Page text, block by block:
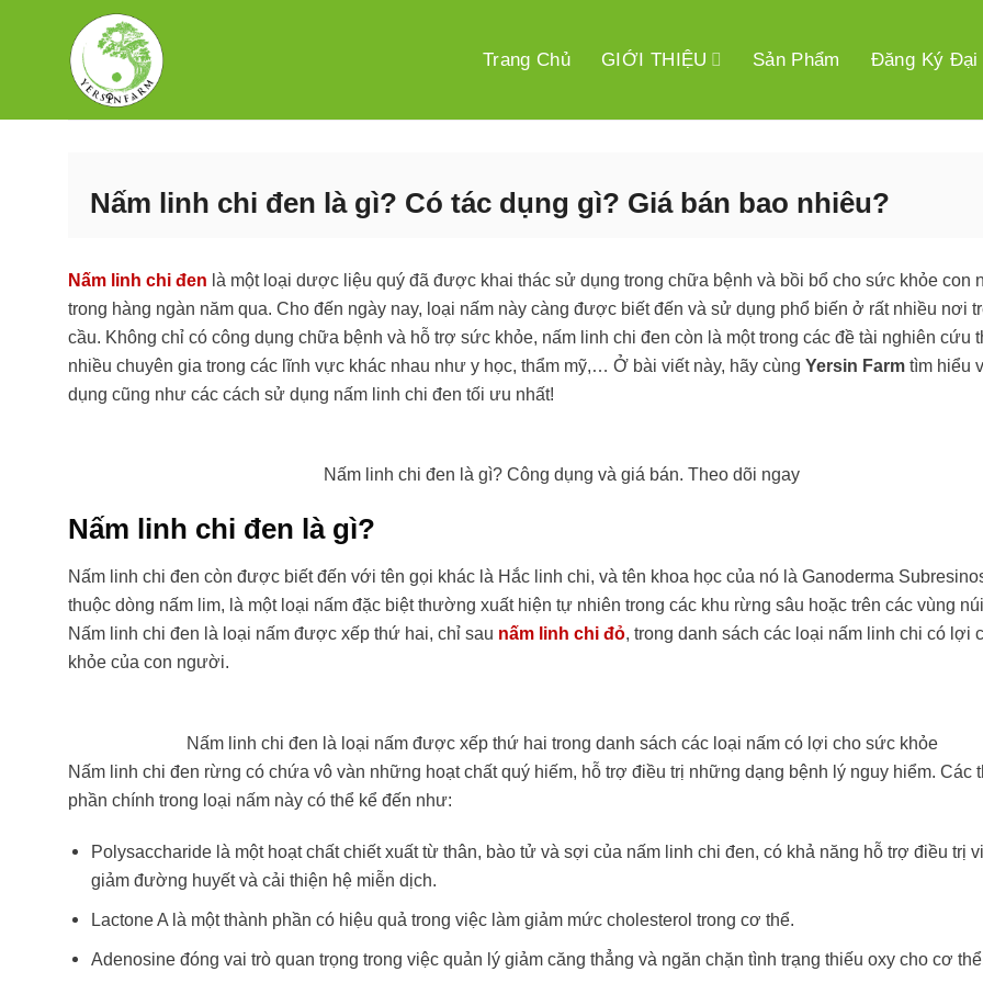
Trang Chủ GIỚI THIỆU Sản Phẩm Đăng Ký Đại
Nấm linh chi đen là gì? Có tác dụng gì? Giá bán bao nhiêu?
Nấm linh chi đen là một loại dược liệu quý đã được khai thác sử dụng trong chữa bệnh và bồi bổ cho sức khỏe con
trong hàng ngàn năm qua. Cho đến ngày nay, loại nấm này càng được biết đến và sử dụng phổ biến ở rất nhiều nơi
cầu. Không chỉ có công dụng chữa bệnh và hỗ trợ sức khỏe, nấm linh chi đen còn là một trong các đề tài nghiên cứu
nhiều chuyên gia trong các lĩnh vực khác nhau như y học, thẩm mỹ,… Ở bài viết này, hãy cùng Yersin Farm tìm hiểu
dụng cũng như các cách sử dụng nấm linh chi đen tối ưu nhất!
Nấm linh chi đen là gì? Công dụng và giá bán. Theo dõi ngay
Nấm linh chi đen là gì?
Nấm linh chi đen còn được biết đến với tên gọi khác là Hắc linh chi, và tên khoa học của nó là Ganoderma
thuộc dòng nấm lim, là một loại nấm đặc biệt thường xuất hiện tự nhiên trong các khu rừng sâu hoặc trên các vùng
Nấm linh chi đen là loại nấm được xếp thứ hai, chỉ sau nấm linh chi đỏ, trong danh sách các loại nấm linh chi có lợi
khỏe của con người.
Nấm linh chi đen là loại nấm được xếp thứ hai trong danh sách các loại nấm có lợi cho sức khỏe
Nấm linh chi đen rừng có chứa vô vàn những hoạt chất quý hiếm, hỗ trợ điều trị những dạng bệnh lý nguy hiểm. Các
phần chính trong loại nấm này có thể kể đến như:
Polysaccharide là một hoạt chất chiết xuất từ thân, bào tử và sợi của nấm linh chi đen, có khả năng hỗ trợ điều trị
giảm đường huyết và cải thiện hệ miễn dịch.
Lactone A là một thành phần có hiệu quả trong việc làm giảm mức cholesterol trong cơ thể.
Adenosine đóng vai trò quan trọng trong việc quản lý giảm căng thẳng và ngăn chặn tình trạng thiếu oxy cho cơ